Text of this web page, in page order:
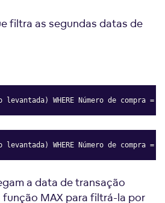
filtra as segundas datas de
WHERE Número de compra = 1
Copy
WHERE Número de compra = 2
Copy
a data de transação
MAX para filtrá-la por